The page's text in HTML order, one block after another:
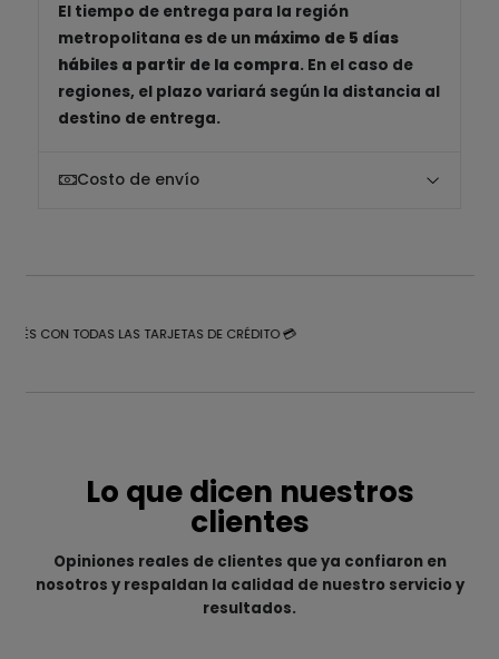
El tiempo de entrega para la región
metropolitana es de un máximo de 5 días
hábiles a partir de la compra. En el caso de
regiones, el plazo variará según la distancia al
destino de entrega.
Costo de envío
CON TODAS LAS TARJETAS DE CRÉDITO 💳
Lo que dicen nuestros
clientes
Opiniones reales de clientes que ya confiaron en
nosotros y respaldan la calidad de nuestro servicio y
resultados.